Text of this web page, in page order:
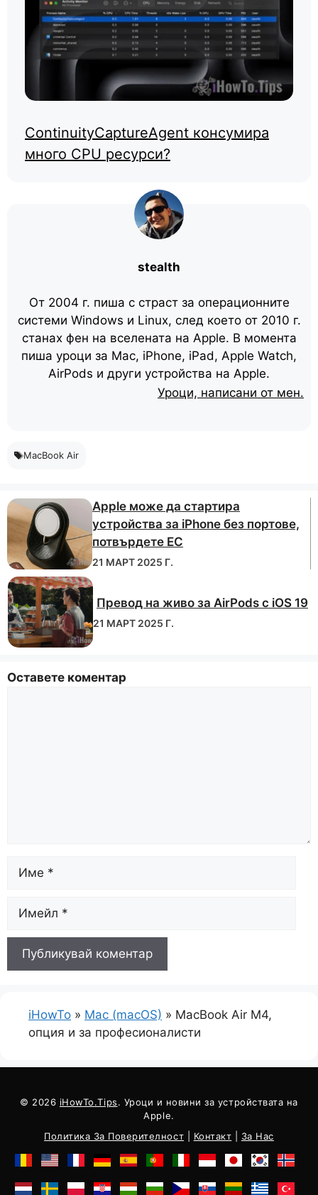
ContinuityCaptureAgent консумира
много CPU ресурси?
stealth
От 2004 г. пиша с страст за операционните
системи Windows и Linux, след което от 2010 г.
станах фен на вселената на Apple. В момента
пиша уроци за Mac, iPhone, iPad, Apple Watch,
AirPods и други устройства на Apple.
Уроци, написани от мен.
MacBook Air
Apple може да стартира
устройства за iPhone без портове,
потвърдете ЕС
21 МАРТ 2025 Г.
Превод на живо за AirPods с iOS 19
21 МАРТ 2025 Г.
Оставете коментар
Име
електронна
iHowTo » Mac (macOS) » MacBook Air M4,
опция и за професионалисти
© 2026 iHowTo.Tips. Уроци и новини за устройствата на
Apple.
Политика За Поверителност
Контакт За Нас